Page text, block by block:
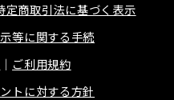
定商取引法に基づく表示
等に関する手続
ご利用規約
トに対する方針